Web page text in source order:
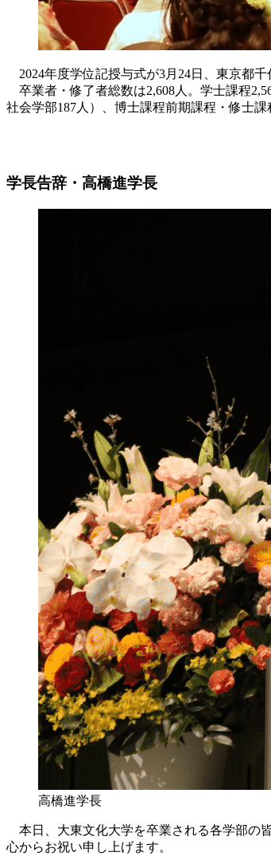
2024年度学位記授与式が3月24日、東京都
卒業者・修了者総数は2,608人。学士課程
社会学部187人）、博士課程前期課程・修士課
学長告辞・高橋進学長
高橋進学長
本日、大東文化大学を卒業される各学部の
心からお祝い申し上げます。